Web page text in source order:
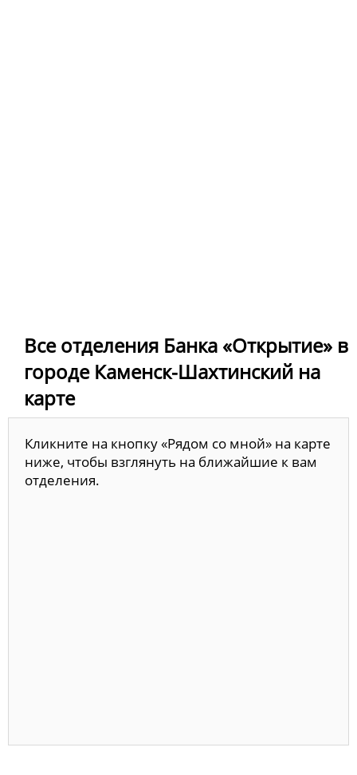
Все отделения Банка «Открытие» в
городе Каменск-Шахтинский на
карте
Кликните на кнопку «Рядом со мной» на карте
ниже, чтобы взглянуть на ближайшие к вам
отделения.